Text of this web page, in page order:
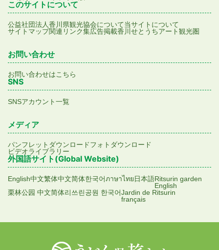
このサイトについて
公益社団法人香川県観光協会について当サイトについて
サイトマップ関連リンク集広告掲載香川せとうちアート観光圏
お問い合わせ
お問い合わせはこちら
SNS
SNSアカウント一覧
メディア
パンフレットダウンロードフォトダウンロード
ビデオライブラリー
外国語サイト(Global Website)
English中文繁体中文简体한국어ภาษาไทย日本語Ritsurin garden
English
栗林公园 中文简体리쓰린공원 한국어Jardin de Ritsurin
français